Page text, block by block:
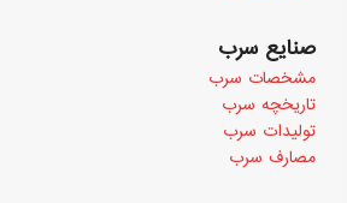
صنایع سرب
مشخصات سرب
تاریخچه سرب
تولیدات سرب
مصارف سرب